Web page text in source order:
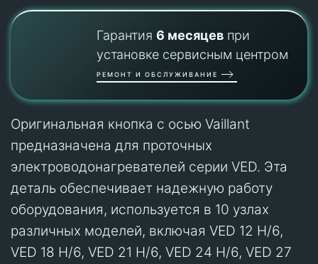
Гарантия 6 месяцевпри
установке сервисным центром
РЕМОНТ И ОБСЛУЖИВАНИЕ
Оригинальная кнопка с осью Vaillant
предназначена для проточных
электроводонагревателей серии VED. Эта
деталь обеспечивает надежную работу
оборудования, используется в 10 узлах
различных моделей, включая VED 12 H/6,
VED 18 H/6, VED 21 H/6, VED 24 H/6, VED 27